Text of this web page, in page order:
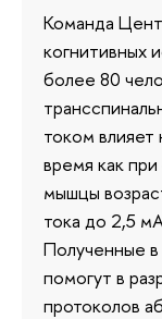
Команда
когнитивных
более 80
током
время как
мышцы
тока до 2,5
Полученные в
помогут в
протоколов